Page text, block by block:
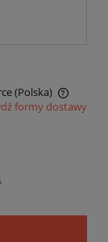
(Polska)
formy dostawy